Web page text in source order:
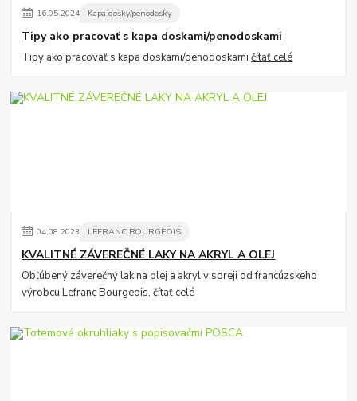
16.05.2024 Kapa dosky/penodosky
Tipy ako pracovať s kapa doskami/penodoskami
Tipy ako pracovať s kapa doskami/penodoskamičítať celé
04.08.2023 LEFRANC BOURGEOIS
KVALITNÉ ZÁVEREČNÉ LAKY NA AKRYL A OLEJ
Obľúbený záverečný lak na olej a akryl v spreji od francúzskeho
výrobcu Lefranc Bourgeois.čítať celé